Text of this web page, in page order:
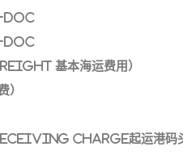
基本海运费用）
）
Charge起运港码头